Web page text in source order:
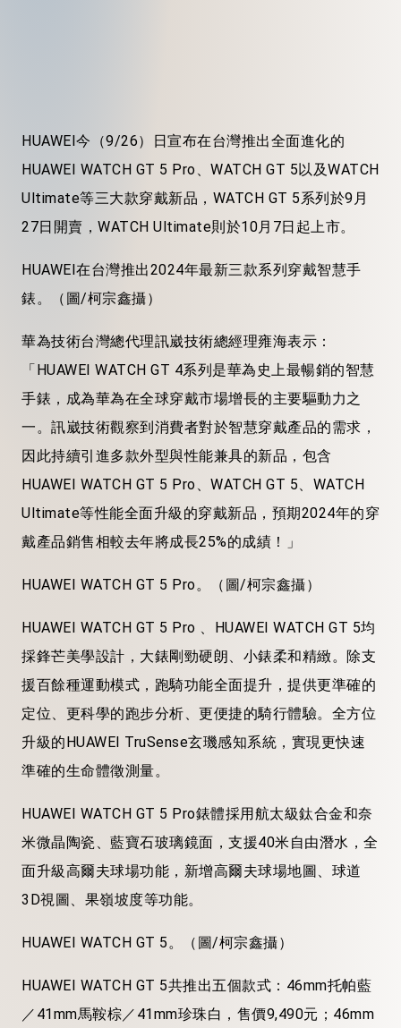
HUAWEI今（9/26）日宣布在台灣推出全面進化的
HUAWEI WATCH GT 5 Pro、WATCH GT 5以及WATCH
Ultimate等三大款穿戴新品，WATCH GT 5系列於9月
27日開賣，WATCH Ultimate則於10月7日起上市。
HUAWEI在台灣推出2024年最新三款系列穿戴智慧手
錶。（圖/柯宗鑫攝）
華為技術台灣總代理訊崴技術總經理雍海表示：
「HUAWEI WATCH GT 4系列是華為史上最暢銷的智慧
手錶，成為華為在全球穿戴市場增長的主要驅動力之
一。訊崴技術觀察到消費者對於智慧穿戴產品的需求，
因此持續引進多款外型與性能兼具的新品，包含
HUAWEI WATCH GT 5 Pro、WATCH GT 5、WATCH
Ultimate等性能全面升級的穿戴新品，預期2024年的穿
戴產品銷售相較去年將成長25%的成績！」
HUAWEI WATCH GT 5 Pro。（圖/柯宗鑫攝）
HUAWEI WATCH GT 5 Pro 、HUAWEI WATCH GT 5均
採鋒芒美學設計，大錶剛勁硬朗、小錶柔和精緻。除支
援百餘種運動模式，跑騎功能全面提升，提供更準確的
定位、更科學的跑步分析、更便捷的騎行體驗。全方位
升級的HUAWEI TruSense玄璣感知系統，實現更快速
準確的生命體徵測量。
HUAWEI WATCH GT 5 Pro錶體採用航太級鈦合金和奈
米微晶陶瓷、藍寶石玻璃鏡面，支援40米自由潛水，全
面升級高爾夫球場功能，新增高爾夫球場地圖、球道
3D視圖、果嶺坡度等功能。
HUAWEI WATCH GT 5。（圖/柯宗鑫攝）
HUAWEI WATCH GT 5共推出五個款式：46mm托帕藍
／41mm馬鞍棕／41mm珍珠白，售價9,490元；46mm